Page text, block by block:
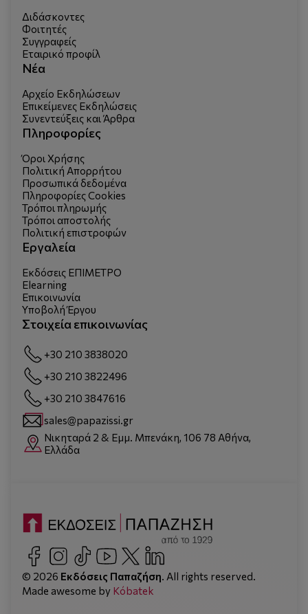
Διδάσκοντες
Φοιτητές
Συγγραφείς
Εταιρικό προφίλ
Νέα
Αρχείο Εκδηλώσεων
Επικείμενες Εκδηλώσεις
Συνεντεύξεις και Άρθρα
Πληροφορίες
Όροι Χρήσης
Πολιτική Απορρήτου
Προσωπικά δεδομένα
Πληροφορίες Cookies
Τρόποι πληρωμής
Τρόποι αποστολής
Πολιτική επιστροφών
Εργαλεία
Εκδόσεις ΕΠΙΜΕΤΡΟ
Elearning
Επικοινωνία
Υποβολή Έργου
Στοιχεία επικοινωνίας
+30 210 3838020
+30 210 3822496
+30 210 3847616
sales@papazissi.gr
Νικηταρά 2 & Εμμ. Μπενάκη, 106 78 Αθήνα,
Ελλάδα
© 2026 Εκδόσεις Παπαζήση. All rights reserved.
Made awesome by Kόbatek